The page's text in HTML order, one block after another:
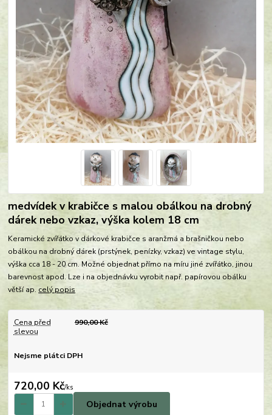
medvídek v krabičce s malou obálkou na drobný
dárek nebo vzkaz, výška kolem 18 cm
Keramické zvířátko v dárkové krabičce s aranžmá a brašničkou nebo
obálkou na drobný dárek (prstýnek, penízky, vzkaz) ve vintage stylu,
výška cca 18 - 20 cm. Možné objednat přímo na míru jiné zvířátko, jinou
barevnost apod. Lze i na objednávku vyrobit např. papírovou obálku
větší ap. celý popis
Cena před
slevou
990,00 Kč
Nejsme plátci DPH
720,00 Kč/ks
Objednat výrobu